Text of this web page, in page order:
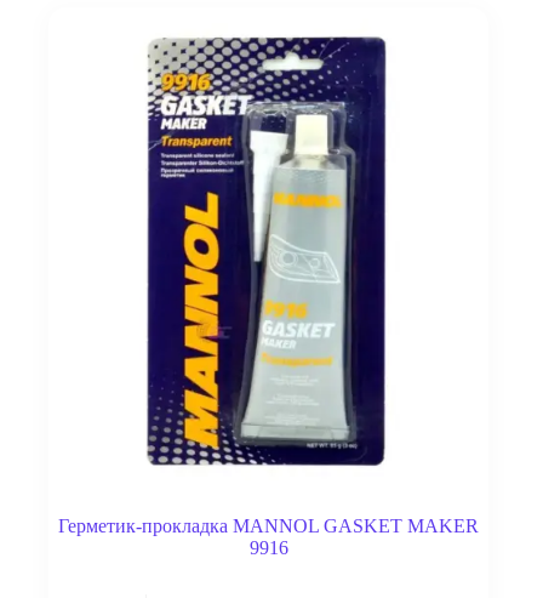
Герметик-прокладка MANNOL GASKET MAKER
9916